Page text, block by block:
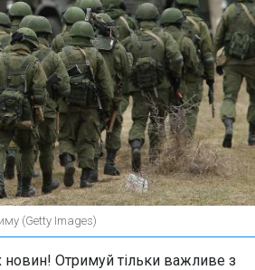
(Getty Images)
Отримуй тільки важливе з